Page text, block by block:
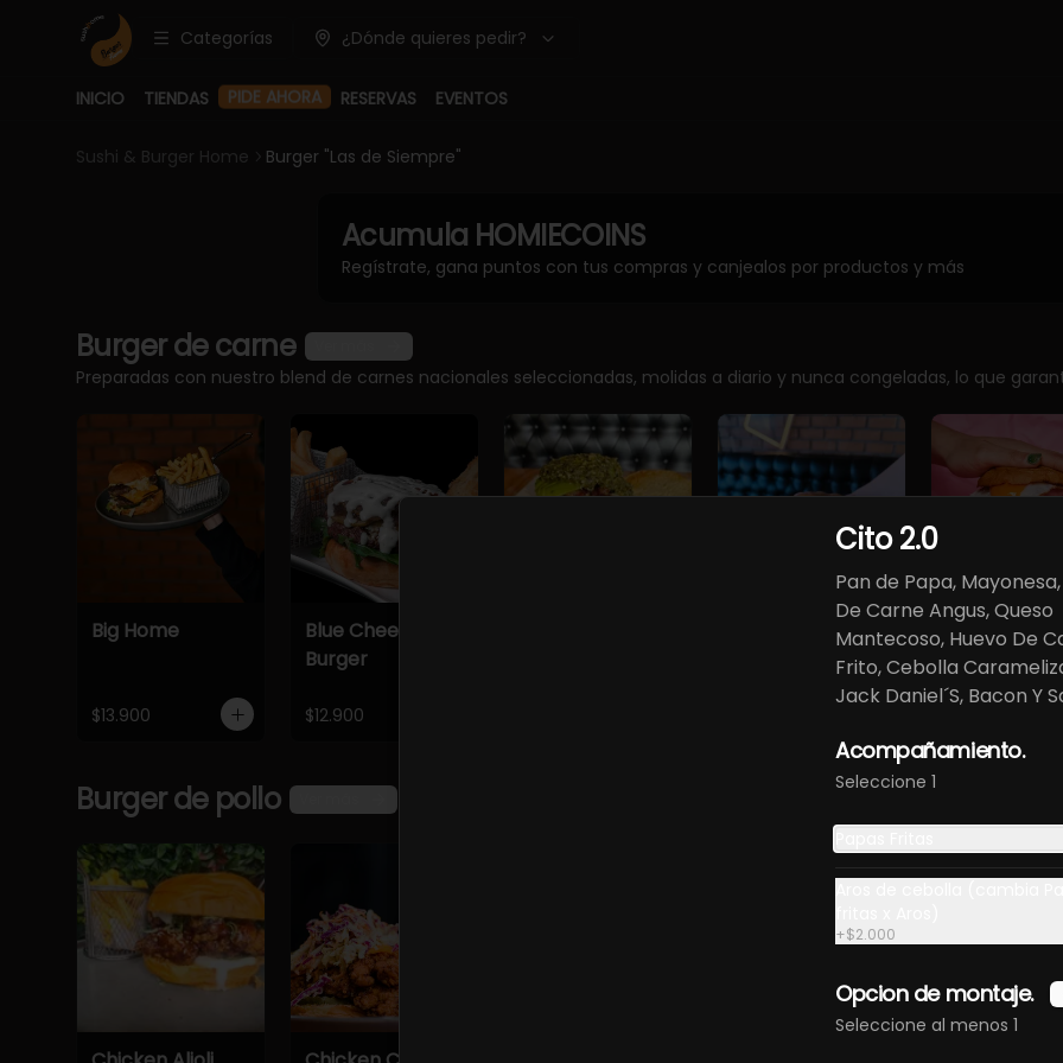
Categorías ¿Dónde quieres pedir?
INICIO TIENDAS PIDE AHORA RESERVAS EVENTOS
Sushi & Burger Home Burger "Las de Siempre"
Acumula HOMIECOINS
Regístrate, gana puntos con tus compras y canjealos por productos y más
Burger de carne
Preparadas con nuestro blend de carnes nacionales seleccionadas, molidas a diario y nunca congeladas, lo que
Big Home
$13.900
Blue Cheese
Burger
$12.900
Chamba Burger Charrua
Burger de pollo
Cito 2.0
Pan de Papa,
De Carne Angus, Queso
Mantecoso, Huevo De
Frito, Cebolla
Jack Daniel´S, Bacon Y
Acompañamiento.
Seleccione 1
+$2.000
Opcion de montaje.
Seleccione al menos 1